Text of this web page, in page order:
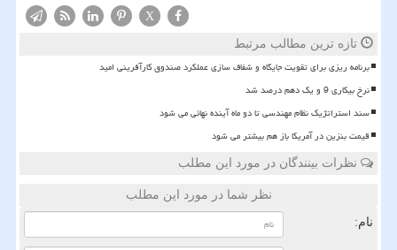
X
تازه ترین مطالب مرتبط
برنامه ریزی برای تقویت جایگاه و شفاف سازی عملکرد صندوق کارآفرینی امید
نرخ بیکاری 9 و یک دهم درصد شد
سند استراتژیک نظام مهندسی تا دو ماه آینده نهائی می شود
قیمت بنزین در آمریکا باز هم بیشتر می شود
نظرات بینندگان در مورد این مطلب
نظر شما در مورد این مطلب
نام: